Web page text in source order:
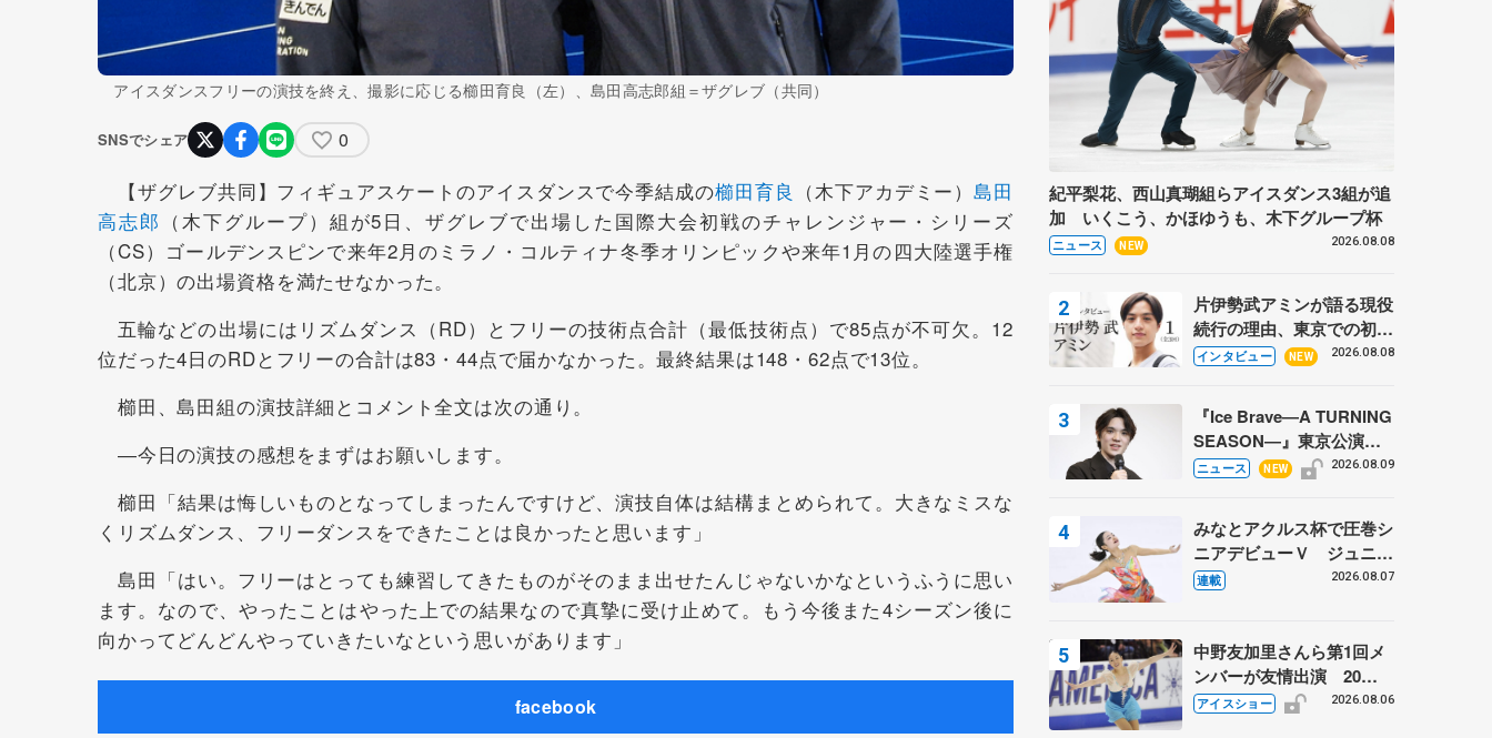
アイスダンスフリーの演技を終え、撮影に応じる櫛田育良（左）、島田高志郎組＝ザグレブ（共同）
SNSでシェア 0
【ザグレブ共同】フィギュアスケートのアイスダンスで今季結成の櫛田育良 （木下アカデミー）島田
高志郎 （木下グループ）組が5日、ザグレブで出場した国際大会初戦のチャレンジャー・シリーズ
（CS）ゴールデンスピンで来年2月のミラノ・コルティナ冬季オリンピックや来年1月の四大陸選手権
（北京）の出場資格を満たせなかった。
五輪などの出場にはリズムダンス（RD）とフリーの技術点合計（最低技術点）で85点が不可欠。12
位だった4日のRDとフリーの合計は83・44点で届かなかった。最終結果は148・62点で13位。
櫛田、島田組の演技詳細とコメント全文は次の通り。
―今日の演技の感想をまずはお願いします。
櫛田「結果は悔しいものとなってしまったんですけど、演技自体は結構まとめられて。大きなミスな
くリズムダンス、フリーダンスをできたことは良かったと思います」
島田「はい。フリーはとっても練習してきたものがそのまま出せたんじゃないかなというふうに思い
ます。なので、やったことはやった上での結果なので真摯に受け止めて。もう今後また4シーズン後に
向かってどんどんやっていきたいなという思いがあります」
facebook
紀平梨花、西山真瑚組らアイスダンス3組が追
加 いくこう、かほゆうも、木下グループ杯
ニュース NEW 2026.08.08
片伊勢武アミンが語る現役
続行の理由、東京での初め
ての一人暮らし 注目スケ
インタビュー NEW 2026.08.08
『Ice Brave―A TURNING
SEASON―』東京公演が
開幕、宇野昌磨の『Ice
ニュース NEW 2026.08.09
みなとアクルス杯で圧巻シ
ニアデビューＶ ジュニア
で４シーズン無敗の島田麻
連載 2026.08.07
中野友加里さんら第1回メ
ンバーが友情出演 20周
年の「フレンズオンアイ
アイスショー 2026.08.06